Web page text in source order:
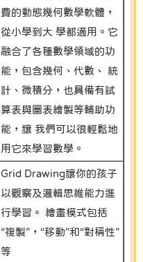
費的動態幾何數學軟體，
從小學到大 學都適用。它
融合了各種數學領域的功
能，包含幾何、代數、 統
計、微積分，也具備有試
算表與圖表繪製等輔助功
能，讓 我們可以很輕鬆地
用它來學習數學。
Grid Drawing讓你的孩子
以觀察及邏輯思維能力進
行學習。 繪畫模式包括
“複製”，“移動”和“對稱性”
等